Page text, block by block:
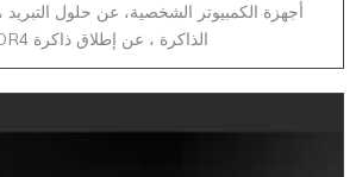
أجهزة الكمبيوتر الشخصية، عن حلول التبريد
الذاكرة ، عن إطلاق ذاكرة DDR4...